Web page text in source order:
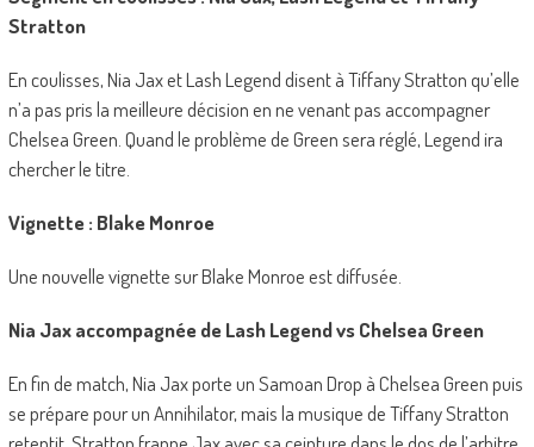
Stratton
En coulisses, Nia Jax et Lash Legend disent à Tiffany Stratton qu’elle
n’a pas pris la meilleure décision en ne venant pas accompagner
Chelsea Green. Quand le problème de Green sera réglé, Legend ira
chercher le titre.
Vignette : Blake Monroe
Une nouvelle vignette sur Blake Monroe est diffusée.
Nia Jax accompagnée de Lash Legend vs Chelsea Green
En fin de match, Nia Jax porte un Samoan Drop à Chelsea Green puis
se prépare pour un Annihilator, mais la musique de Tiffany Stratton